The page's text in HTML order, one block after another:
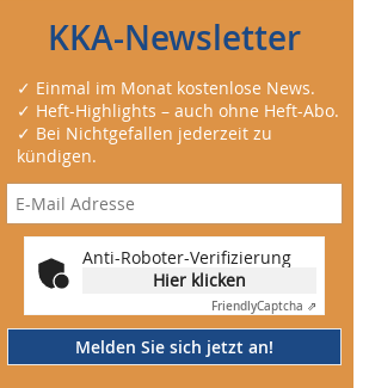
KKA-Newsletter
✓ Einmal im Monat kostenlose News.
✓ Heft-Highlights – auch ohne Heft-Abo.
✓ Bei Nichtgefallen jederzeit zu
kündigen.
Anti-Roboter-Verifizierung
Hier klicken
FriendlyCaptcha ⇗
Melden Sie sich jetzt an!